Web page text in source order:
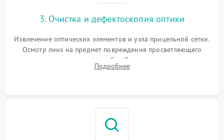
3. Очистка и дефектоскопия оптики
Извлечение оптических элементов и узла прицельной сетки.
Осмотр линз на предмет повреждения просветляющего
покрытия или появления грибка. Бережная очистка стекол
спецрастворами. Проверка целостности гравированной
Подробнее